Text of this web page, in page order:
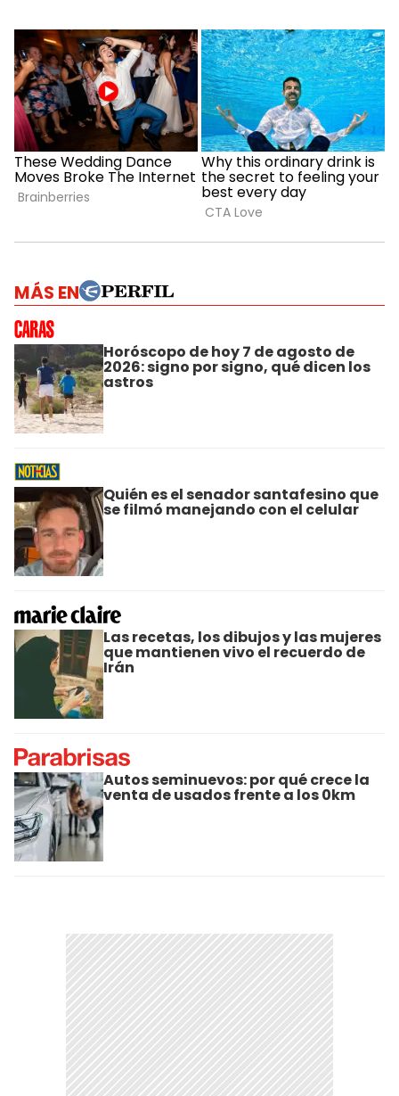
MÁS EN
Horóscopo de hoy 7 de agosto de
2026: signo por signo, qué dicen los
astros
Quién es el senador santafesino que
se filmó manejando con el celular
Las recetas, los dibujos y las mujeres
que mantienen vivo el recuerdo de
Irán
Autos seminuevos: por qué crece la
venta de usados frente a los 0km